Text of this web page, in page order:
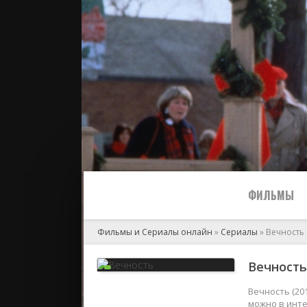
ФИЛЬМЫ
2024
Фильмы и Сериалы онлайн » Сериалы » Вечность
Вечность
можно в